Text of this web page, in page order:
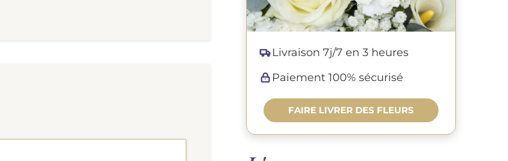
Livraison 7j/7 en 3 heures
Paiement 100% sécurisé
FAIRE LIVRER DES FLEURS